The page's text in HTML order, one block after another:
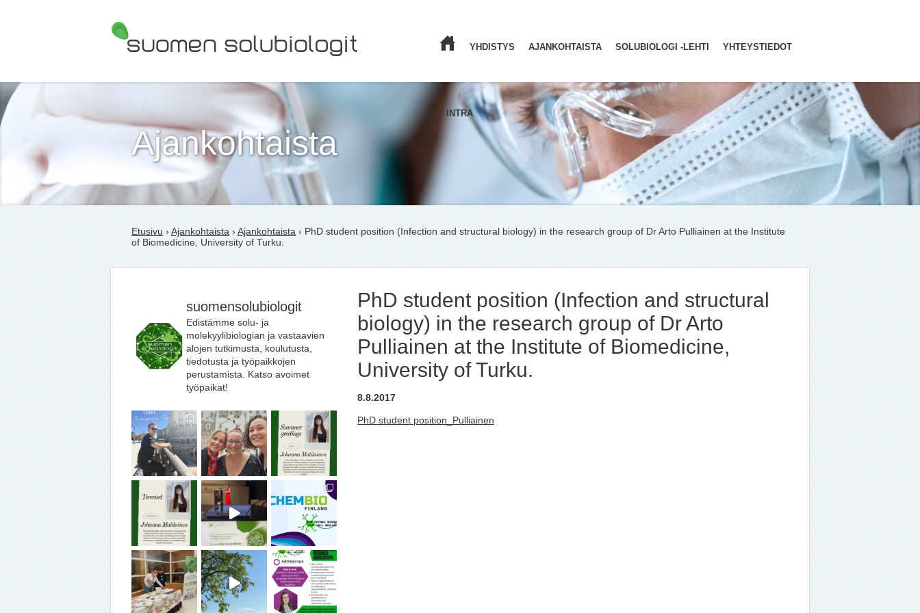
YHDISTYS AJANKOHTAISTA SOLUBIOLOGI -LEHTI YHTEYSTIEDOT
INTRA
Ajankohtaista
Etusivu › Ajankohtaista › Ajankohtaista › PhD student position (Infection and structural biology) in the research group of Dr Arto Pulliainen at the Institute
of Biomedicine, University of Turku.
suomensolubiologit
Edistämme solu- ja
molekyylibiologian ja vastaavien
alojen tutkimusta, koulutusta,
tiedotusta ja työpaikkojen
perustamista. Katso avoimet
työpaikat!
PhD student position (Infection and structural
biology) in the research group of Dr Arto
Pulliainen at the Institute of Biomedicine,
University of Turku.
8.8.2017
PhD student position_Pulliainen